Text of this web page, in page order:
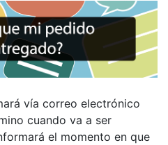
vía correo electrónico
cuando va a ser
el momento en que